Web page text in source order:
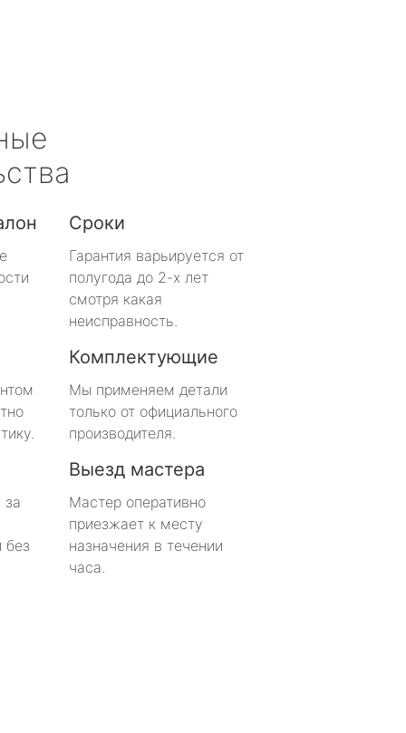
Сроки
Гарантия варьируется от
полугода до 2-х лет
смотря какая
неисправность.
Комплектующие
Мы применяем детали
только от официального
производителя.
за
без
Выезд мастера
Мастер оперативно
приезжает к месту
назначения в течении
часа.